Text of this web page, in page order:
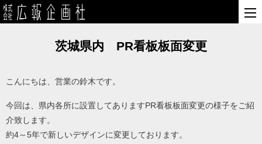
茨城県内 PR看板板面変更
こんにちは、営業の鈴木です。
今回は、県内各所に設置してありますPR看板板面変更の様子をご紹
介致します。
約4～5年で新しいデザインに変更しております。